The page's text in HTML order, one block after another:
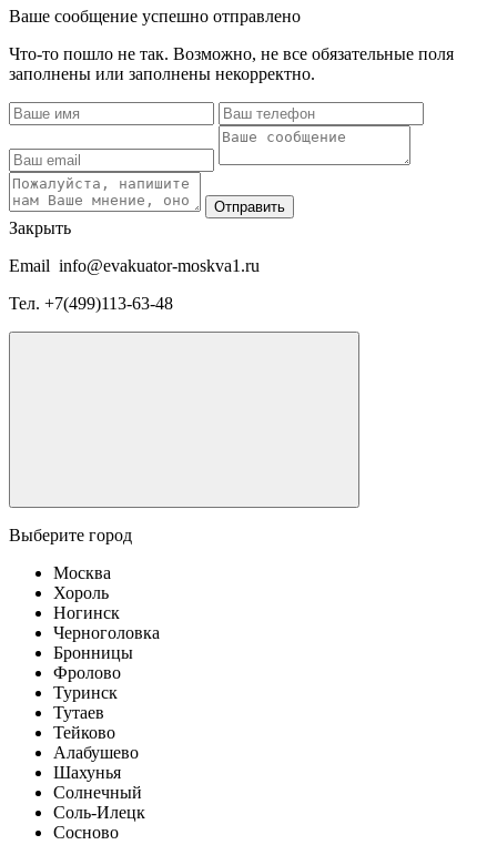
Ваше сообщение успешно отправлено
Что-то пошло не так. Возможно, не все обязательные поля
заполнены или заполнены некорректно.
Отправить
Закрыть
Email info@evakuator-moskva1.ru
Тел. +7(499)113-63-48
Выберите город
Москва
Хороль
Ногинск
Черноголовка
Бронницы
Фролово
Туринск
Тутаев
Тейково
Алабушево
Шахунья
Солнечный
Соль-Илецк
Сосново